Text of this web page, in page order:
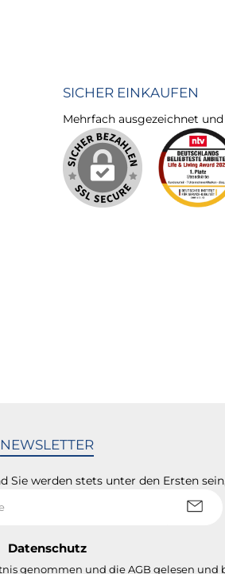
SICHER EINKAUFEN
Mehrfach ausgezeichnet
NEWSLETTER
werden stets unter den Ersten
Datenschutz
genommen und dieAGB gelesen und